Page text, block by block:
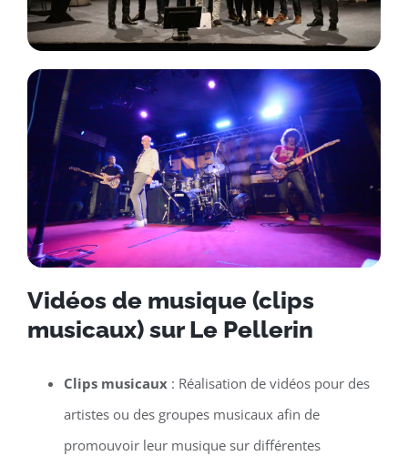
Vidéos de musique (clips
musicaux) sur Le Pellerin
Clips musicaux: Réalisation de vidéos pour des
artistes ou des groupes musicaux afin de
promouvoir leur musique sur différentes